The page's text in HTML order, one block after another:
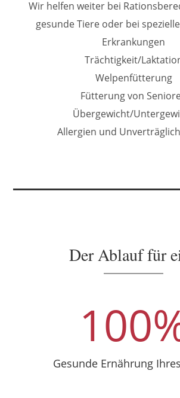
Wir helfen weiter bei
gesunde Tiere oder bei
Erkrankungen
Trächtigkeit/
Welpenfütterung
Fütterung von
Übergewicht/
Allergien und
Der Ablauf für
100
Gesunde Ernährung